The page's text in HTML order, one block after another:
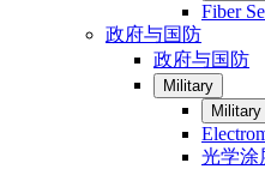
Fiber
政府与国防
政府与国防
Military
Military
光学涂